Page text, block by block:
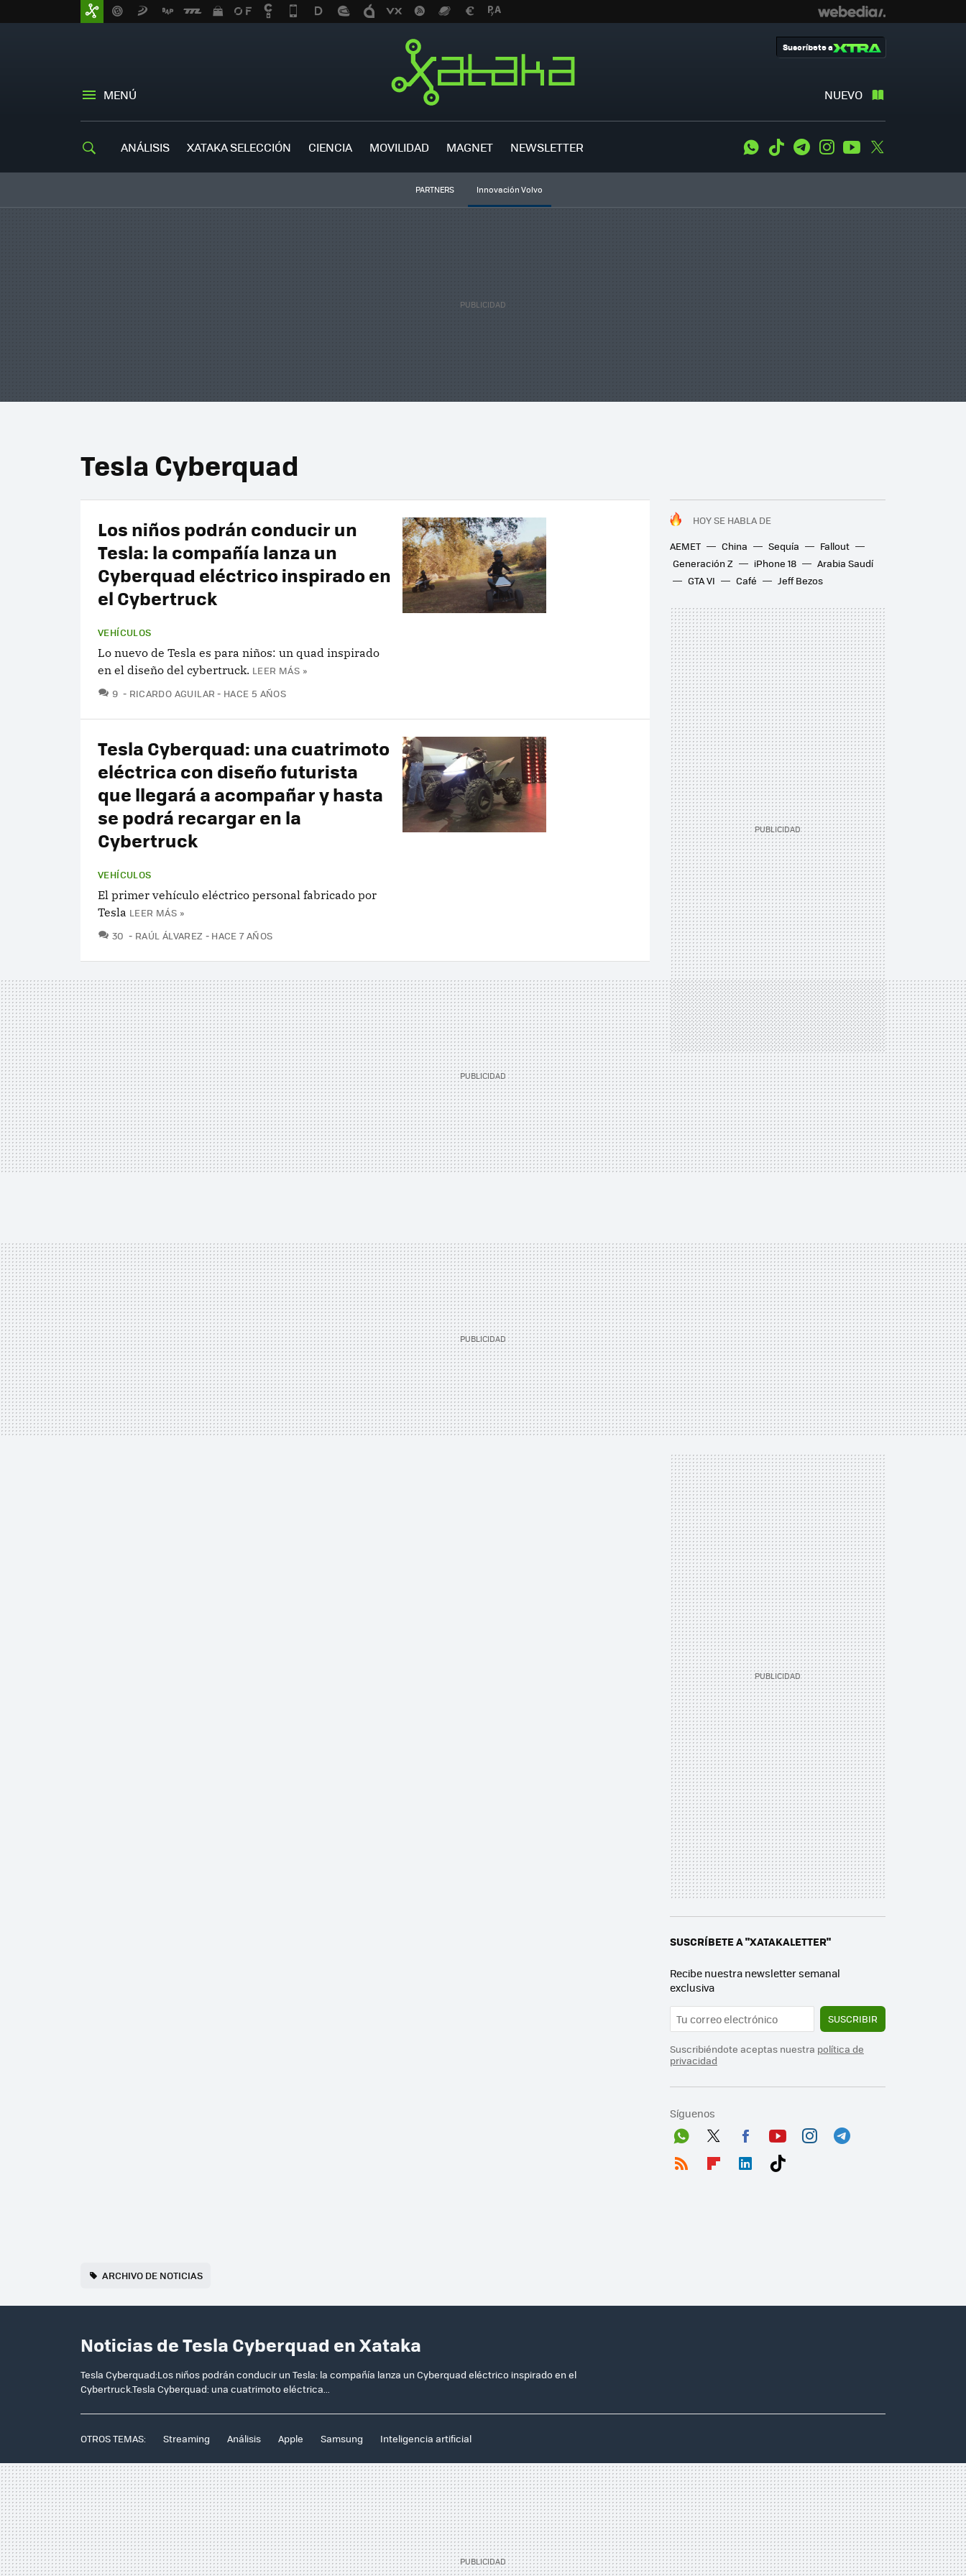
MENÚ NUEVO
Suscríbete a
ANÁLISIS XATAKA SELECCIÓN CIENCIA MOVILIDAD MAGNET NEWSLETTER WhatsApp
Tiktok TelegramInstagramYoutube
PARTNERS Innovación Volvo
Tesla Cyberquad
HOY SE HABLA DE
AEMET
China Sequía
Fallout
Generación Z
iPhone 18
Arabia Saudí
GTA VI
Café Jeff Bezos
Los niños podrán conducir un
Tesla: la compañía lanza un
Cyberquad eléctrico inspirado en
el Cybertruck
VEHÍCULOS
Lo nuevo de Tesla es para niños: un quad inspirado
en el diseño del cybertruck. LEER MÁS »
9 COMENTARIOS
RICARDO AGUILAR HACE 5 AÑOS
Tesla Cyberquad: una cuatrimoto
eléctrica con diseño futurista
que llegará a acompañar y hasta
se podrá recargar en la
Cybertruck
VEHÍCULOS
El primer vehículo eléctrico personal fabricado por
Tesla LEER MÁS »
30 COMENTARIOS
RAÚL ÁLVAREZ HACE 7 AÑOS
SUSCRÍBETE A "XATAKALETTER"
Recibe nuestra newsletter semanal
exclusiva
SUSCRIBIR
Suscribiéndote aceptas nuestra política de
privacidad
Síguenos
Wh
Twit
Fac
You
ARCHIVO DE NOTICIAS
Noticias de Tesla Cyberquad en Xataka
Tesla Cyberquad:Los niños podrán conducir un Tesla: la compañía lanza un Cyberquad eléctrico inspirado en el
Cybertruck.Tesla Cyberquad: una cuatrimoto eléctrica...
OTROS TEMAS: Streaming Análisis Apple Samsung Inteligencia artificial